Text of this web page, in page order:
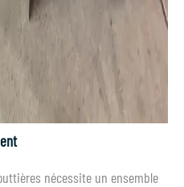
nécessite un ensemble